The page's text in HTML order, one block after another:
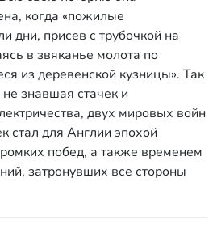
когда «пожилые
дни, присев с трубочкой на
в звяканье молота по
из деревенской кузницы». Так
знавшая стачек и
двух мировых войн
стал для Англии эпохой
побед, а также временем
затронувших все стороны